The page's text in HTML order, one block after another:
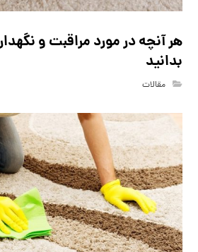
هر آنچه در مورد مراقبت و
بدانید
مقالات